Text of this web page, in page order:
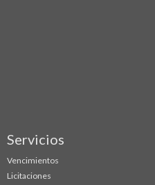
Servicios
Vencimientos
Licitaciones